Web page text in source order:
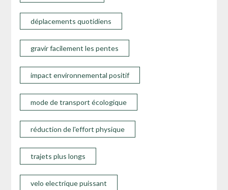
déplacements quotidiens
gravir facilement les pentes
impact environnemental positif
mode de transport écologique
réduction de l'effort physique
trajets plus longs
velo electrique puissant